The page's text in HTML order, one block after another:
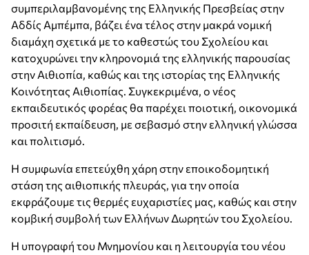
συμπεριλαμβανομένης της Ελληνικής Πρεσβείας στην
Αδδίς Αμπέμπα, βάζει ένα τέλος στην μακρά νομική
διαμάχη σχετικά με το καθεστώς του Σχολείου και
κατοχυρώνει την κληρονομιά της ελληνικής παρουσίας
στην Αιθιοπία, καθώς και της ιστορίας της Ελληνικής
Κοινότητας Αιθιοπίας. Συγκεκριμένα, ο νέος
εκπαιδευτικός φορέας θα παρέχει ποιοτική, οικονομικά
προσιτή εκπαίδευση, με σεβασμό στην ελληνική γλώσσα
και πολιτισμό.
Η συμφωνία επετεύχθη χάρη στην εποικοδομητική
στάση της αιθιοπικής πλευράς, για την οποία
εκφράζουμε τις θερμές ευχαριστίες μας, καθώς και στην
κομβική συμβολή των Ελλήνων Δωρητών του Σχολείου.
Η υπογραφή του Μνημονίου και η λειτουργία του νέου